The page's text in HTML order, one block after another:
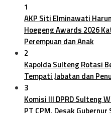
1
AKP Siti Elminawati
Hoegeng Awards 2026
Perempuan dan Anak
2
Kapolda Sulteng Rotasi
Tempati Jabatan dan
3
Komisi III DPRD Sulteng